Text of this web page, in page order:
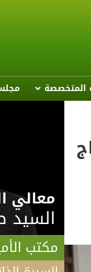
المتخصصة
معالي
السيد
مكتب